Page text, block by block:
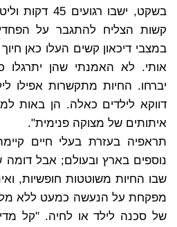
בשקט, ישבו
קשות הצליח להתגבר על
במצבי דיכאון קשים העלו כאן
אותי. לא האמנתי שהן יתרגלו
יברחו. החיות מתקשרות אפילו
דווקא לילדים כאלה. הן באות
איתותים של מצוקה פנימית".
תראפיה בעזרת בעלי חיים
נוספים בארץ ובעולם; אבל
שבו החיות משוטטות חופשיות,
מפקחת על הנעשה כמעט ללא
של סכנה לילד או לחיה. "קל